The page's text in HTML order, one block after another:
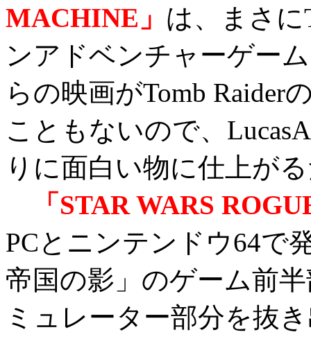
MACHINE」 は、まさに
ンアドベンチャーゲー
らの映画がTomb Raider
こともないので、
りに面白い物に仕上が
「STAR WARS
PCとニンテンドウ64で
帝国の影」のゲーム前
ミュレーター部分を抜